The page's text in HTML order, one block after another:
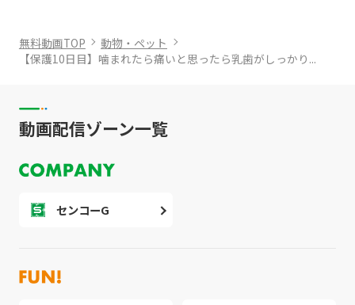
無料動画TOP
動物・ペット
【保護10日目】噛まれたら痛いと思ったら乳歯がしっかり...
動画配信ゾーン一覧
センコーG